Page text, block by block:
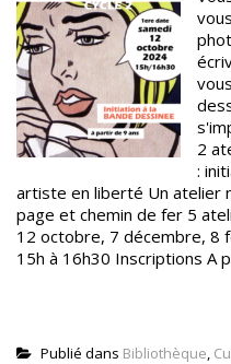
2
:
artiste en liberté Un atelier
page et chemin de fer 5
12 octobre, 7 décembre, 8
15h à 16h30 Inscriptions A
Publié dans Bibliothèque,